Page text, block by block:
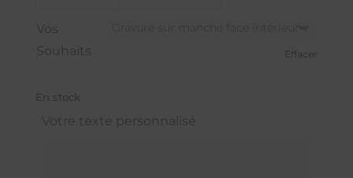
Vos
Souhaits
Effacer
En stock
Votre texte personnalisé